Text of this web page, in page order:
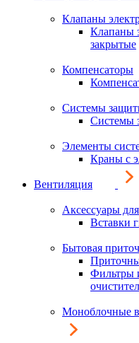
Клапаны
Клапаны
закрытые
Компенсаторы
Системы
Системы
Элементы
Краны с
Вентиляция
Аксессуары
Вставки
Бытовая
Фильтры
Моноблочные